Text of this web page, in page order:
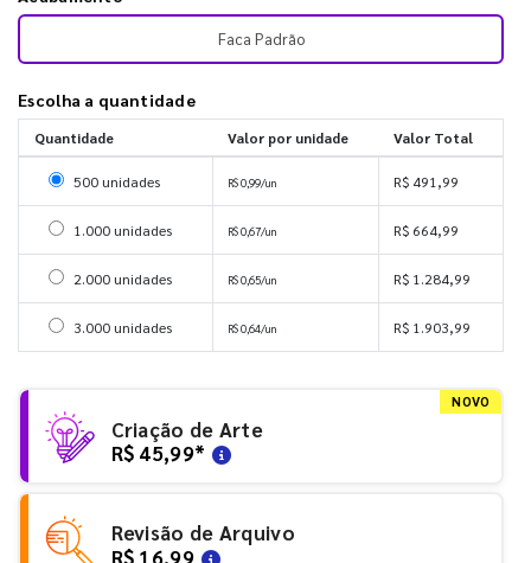
Faca Padrão
Escolha a quantidade
Quantidade Valor por unidade Valor Total
Selecionar 500 unidades
500 unidades R$ 0,99/un R$ 491,99
Selecionar 1000 unidades
1.000 unidades R$ 0,67/un R$ 664,99
Selecionar 2000 unidades
2.000 unidades R$ 0,65/un R$ 1.284,99
Selecionar 3000 unidades
3.000 unidades R$ 0,64/un R$ 1.903,99
NOVO
Criação de Arte
R$ 45,99*
Revisão de Arquivo
R$ 16,99